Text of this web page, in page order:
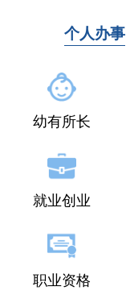
个人办事
幼有所长
就业创业
职业资格